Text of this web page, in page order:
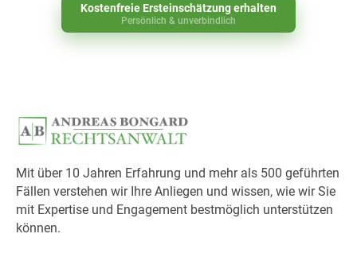
Kostenfreie Ersteinschätzung erhalten
Persönlich & unverbindlich
Mit über 10 Jahren Erfahrung und mehr als 500 geführten
Fällen verstehen wir Ihre Anliegen und wissen, wie wir Sie
mit Expertise und Engagement bestmöglich unterstützen
können.